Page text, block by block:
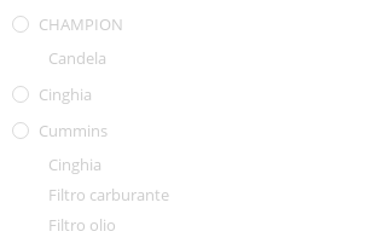
CHAMPION
Candela
Cinghia
Cummins
Cinghia
Filtro carburante
Filtro olio